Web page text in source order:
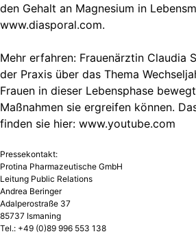
den Gehalt an Magnesium in
www.diasporal.com.
Mehr erfahren: Frauenärztin Claudia
der Praxis über das Thema
Frauen in dieser Lebensphase
Maßnahmen sie ergreifen können.
finden sie hier: www.youtube.com
Pressekontakt:
Protina Pharmazeutische GmbH
Leitung Public Relations
Andrea Beringer
Adalperostraße 37
85737 Ismaning
Tel.: +49 (0)89 996 553 138